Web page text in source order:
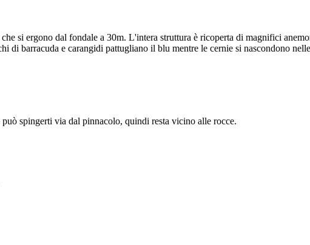
che si ergono dal fondale a 30m. L'intera struttura è ricoperta di magnifici
di barracuda e carangidi pattugliano il blu mentre le cernie si nascondono
spingerti via dal pinnacolo, quindi resta vicino alle rocce.